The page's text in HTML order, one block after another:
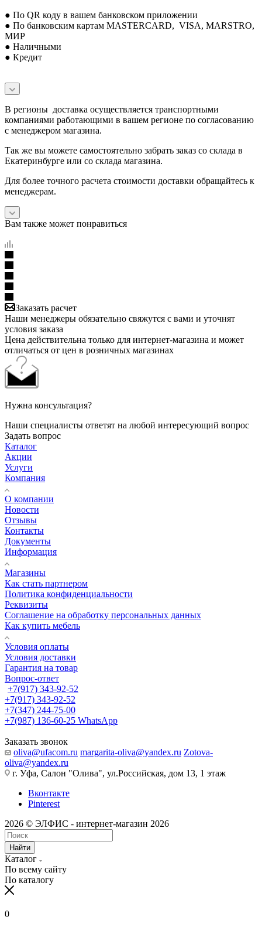
● По QR коду в вашем банковском приложении
● По банковским картам MASTERCARD, VISA, MARSTRO,
МИР
● Наличными
● Кредит
В регионы доставка осуществляется транспортными
компаниями работающими в вашем регионе по согласованию
с менеджером магазина.
Так же вы можете самостоятельно забрать заказ со склада в
Екатеринбурге или со склада магазина.
Для более точного расчета стоимости доставки обращайтесь к
менеджерам.
Вам также может понравиться
Заказать расчет
Наши менеджеры обязательно свяжутся с вами и уточнят
условия заказа
Цена действительна только для интернет-магазина и может
отличаться от цен в розничных магазинах
Нужна консультация?
Наши специалисты ответят на любой интересующий вопрос
Задать вопрос
Каталог
Акции
Услуги
Компания
О компании
Новости
Отзывы
Контакты
Документы
Информация
Магазины
Как стать партнером
Политика конфиденциальности
Реквизиты
Соглашение на обработку персональных данных
Как купить мебель
Условия оплаты
Условия доставки
Гарантия на товар
Вопрос-ответ
+7(917) 343-92-52
+7(917) 343-92-52
+7(347) 244-75-00
+7(987) 136-60-25 WhatsApp
Заказать звонок
oliva@ufacom.ru margarita-oliva@yandex.ru Zotova-
oliva@yandex.ru
г. Уфа, Салон "Олива", ул.Российская, дом 13, 1 этаж
Вконтакте
Pinterest
2026 © ЭЛФИС - интернет-магазин 2026
Найти
Каталог
По всему сайту
По каталогу
0